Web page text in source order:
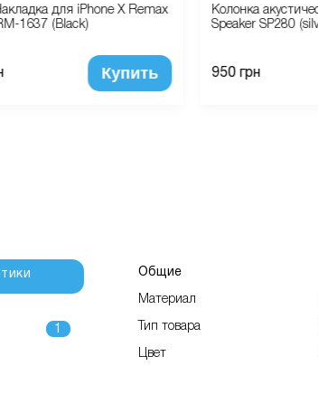
для iPhone X Remax
1637 (Black)
Купить
Колонка
Speaker SP280
950 грн
1
Общие
Материал
Тип товара
Цвет